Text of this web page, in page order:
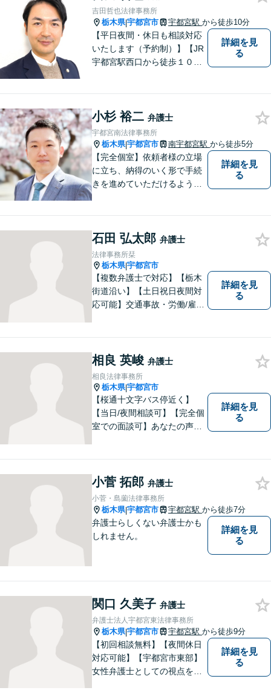
にご相談ください。
吉田哲也法律事務所
栃木県|宇都宮市 宇都宮駅 から徒歩10分
【平日夜間・休日も相談対応
いたします（予約制）】【JR
宇都宮駅西口から徒歩１０
に対応いたします。ぜひ一度
ご相談ください。
詳細を見
る
小杉 裕二 弁護士
宇都宮南法律事務所
栃木県|宇都宮市 南宇都宮駅 から徒歩5分
【完全個室】依頼者様の立場
に立ち、納得のいく形で手続
きを進めていただけるよう、
識し、常に誠実で真摯な対応
を心掛けています。【南宇都
宮駅5分】
詳細を見
る
石田 弘太郎 弁護士
法律事務所栞
栃木県|宇都宮市
【複数弁護士で対応】【栃木
街道沿い】【土日祝日夜間対
応可能】交通事故・労働/雇用
い。
詳細を見
る
相良 英峻 弁護士
相良法律事務所
栃木県|宇都宮市
【桜通十文字バス停近く】
【当日/夜間相談可】【完全個
室での面談可】あなたの声を
い。 https://sagara-law-office.j
p/
詳細を見
る
小菅 拓郎 弁護士
小菅・島薗法律事務所
栃木県|宇都宮市 宇都宮駅 から徒歩7分
弁護士らしくない弁護士かも
しれません。
詳細を見
る
関口 久美子 弁護士
弁護士法人宇都宮東法律事務所
栃木県|宇都宮市 宇都宮駅 から徒歩9分
【初回相談無料】【夜間休日
対応可能】【宇都宮市東部】
女性弁護士としての視点を生
詳細を見
る